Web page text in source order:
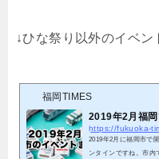
↓ひな祭り以外のイベン
福岡TIMES
2019年2月福
https://fukuoka-
2019年2月に福岡市で
ンタインですね。市内